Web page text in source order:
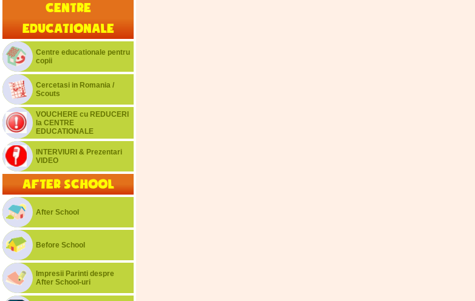
Centre
educationale
Centre educationale pentru
copii
Cercetasi in Romania /
Scouts
VOUCHERE cu REDUCERI
la CENTRE
EDUCATIONALE
INTERVIURI & Prezentari
VIDEO
After School
After School
Before School
Impresii Parinti despre
After School-uri